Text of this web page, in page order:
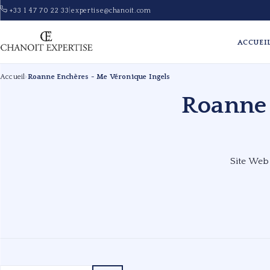
+33 1 47 70 22 33 |expertise@chanoit.com
Accueil›Roanne Enchères - Me Véronique Ingels
Site